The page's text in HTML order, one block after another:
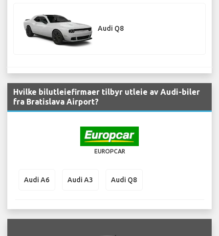
Audi Q8
Hvilke bilutleiefirmaer tilbyr utleie av Audi-biler
fra Bratislava Airport?
EUROPCAR
Audi A6 Audi A3 Audi Q8